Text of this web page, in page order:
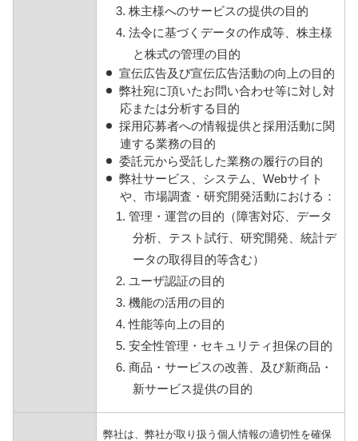
3. 株主様へのサービスの提供の目的
4. 法令に基づくデータの作成等、株主様
と株式の管理の目的
宣伝広告及び宣伝広告活動の向上の目的
弊社宛に頂いたお問い合わせ等に対し対
応または分析する目的
採用応募者への情報提供と採用活動に関
連する業務の目的
委託元から受託した業務の履行の目的
弊社サービス、システム、Webサイト
や、市場調査・研究開発活動における：
1. 管理・運営の目的（障害対応、データ
分析、テスト試行、研究開発、統計デ
ータの取得目的等含む）
2. ユーザ認証の目的
3. 機能の活用の目的
4. 性能等向上の目的
5. 安全性管理・セキュリティ担保の目的
6. 商品・サービスの改善、及び新商品・
新サービス提供の目的
弊社は、弊社が取り扱う個人情報の適切性を確保